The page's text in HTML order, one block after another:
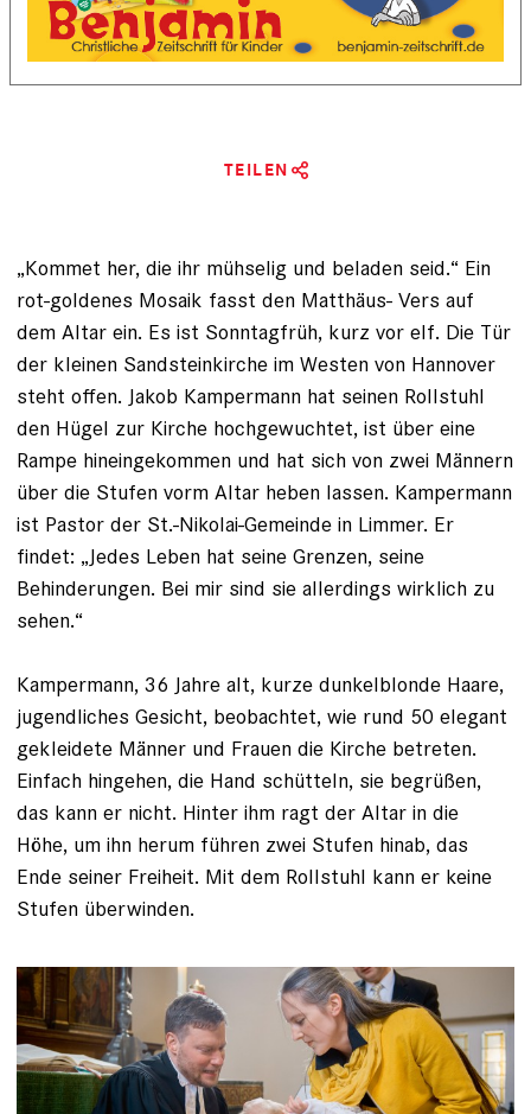
TEILEN
„Kommet her, die ihr müh­selig und beladen seid.“ Ein
rot-goldenes Mosaik fasst den Matthäus- Vers auf
dem Altar ein. Es ist Sonntagfrüh, kurz vor elf. Die Tür
der kleinen Sandsteinkirche im Wes­ten von Hannover
steht offen. Jakob Kampermann hat seinen Rollstuhl
den Hügel zur Kirche hochgewuchtet, ist über eine
Rampe hineingekommen und hat ­sich von zwei Männern
über die Stufen vorm Altar heben lassen. Kampermann
ist Pastor der St.-Nikolai-Gemeinde in Limmer. Er
findet: „Jedes Leben hat seine Grenzen, seine
Behinderungen. Bei mir sind sie allerdings wirklich zu
sehen.“
Kampermann, 36 ­Jahre alt, kurze dunkelblonde Haare,
­jugendliches Gesicht, beobachtet, wie rund 50 elegant
gekleidete Männer und Frauen die Kirche betreten.
Einfach hingehen, die Hand schütteln, sie begrüßen,
das kann er nicht. Hinter ihm ragt der Altar in die
Höhe, um ihn herum führen zwei Stufen hinab, das
Ende seiner Freiheit. Mit dem Rollstuhl kann er keine
Stufen überwinden.